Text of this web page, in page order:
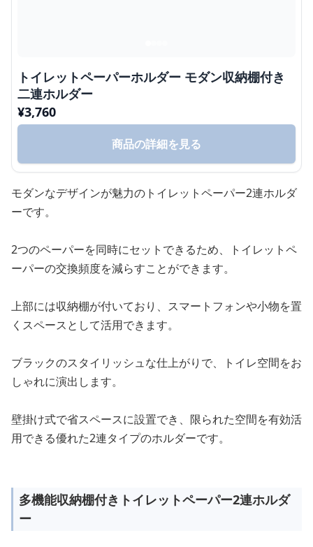
トイレットペーパーホルダー モダン収納棚付き
二連ホルダー
¥3,760
商品の詳細を見る
モダンなデザインが魅力のトイレットペーパー2連ホルダ
ーです。
2つのペーパーを同時にセットできるため、トイレットペ
ーパーの交換頻度を減らすことができます。
上部には収納棚が付いており、スマートフォンや小物を置
くスペースとして活用できます。
ブラックのスタイリッシュな仕上がりで、トイレ空間をお
しゃれに演出します。
壁掛け式で省スペースに設置でき、限られた空間を有効活
用できる優れた2連タイプのホルダーです。
多機能収納棚付きトイレットペーパー2連ホルダ
ー